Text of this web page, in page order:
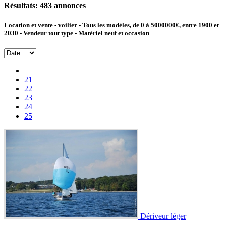
Résultats: 483 annonces
Location et vente - voilier - Tous les modèles, de 0 à 5000000€, entre 1900 et
2030 - Vendeur tout type - Matériel neuf et occasion
21
22
23
24
25
Dériveur léger